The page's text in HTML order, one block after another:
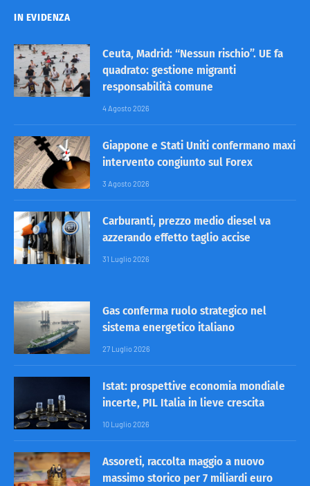
IN EVIDENZA
Ceuta, Madrid: “Nessun rischio”. UE fa
quadrato: gestione migranti
responsabilità comune
4 Agosto 2026
Giappone e Stati Uniti confermano maxi
intervento congiunto sul Forex
3 Agosto 2026
Carburanti, prezzo medio diesel va
azzerando effetto taglio accise
31 Luglio 2026
Gas conferma ruolo strategico nel
sistema energetico italiano
27 Luglio 2026
Istat: prospettive economia mondiale
incerte, PIL Italia in lieve crescita
10 Luglio 2026
Assoreti, raccolta maggio a nuovo
massimo storico per 7 miliardi euro